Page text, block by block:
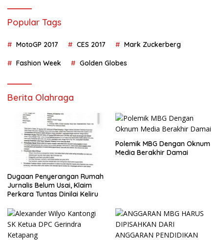
Popular Tags
MotoGP 2017 CES 2017 Mark Zuckerberg
Fashion Week Golden Globes
Berita Olahraga
Dugaan Penyerangan Rumah
Jurnalis Belum Usai, Klaim
Perkara Tuntas Dinilai Keliru
Polemik MBG Dengan Oknum
Media Berakhir Damai